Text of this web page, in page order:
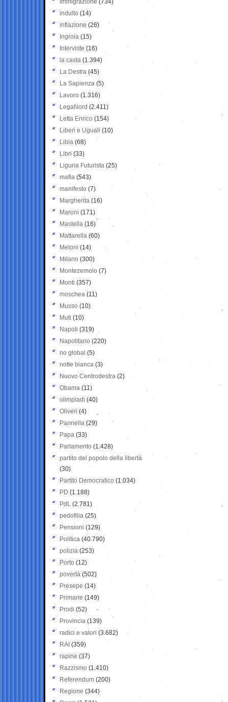
Immigrazione (734)
indulto (14)
inflazione (26)
Ingroia (15)
Interviste (16)
la casta (1.394)
La Destra (45)
La Sapienza (5)
Lavoro (1.316)
LegaNord (2.411)
Letta Enrico (154)
Liberi e Uguali (10)
Libia (68)
Libri (33)
Liguria Futurista (25)
mafia (543)
manifesto (7)
Margherita (16)
Maroni (171)
Mastella (16)
Mattarella (60)
Meloni (14)
Milano (300)
Montezemolo (7)
Monti (357)
moschea (11)
Musso (10)
Muti (10)
Napoli (319)
Napolitano (220)
no global (5)
notte bianca (3)
Nuovo Centrodestra (2)
Obama (11)
olimpiadi (40)
Oliveri (4)
Pannella (29)
Papa (33)
Parlamento (1.428)
partito del popolo della libertà
(30)
Partito Democratico (1.034)
PD (1.188)
PdL (2.781)
pedofilia (25)
Pensioni (129)
Politica (40.790)
polizia (253)
Porto (12)
povertà (502)
Presepe (14)
Primarie (149)
Prodi (52)
Provincia (139)
radici e valori (3.682)
RAI (359)
rapine (37)
Razzismo (1.410)
Referendum (200)
Regione (344)